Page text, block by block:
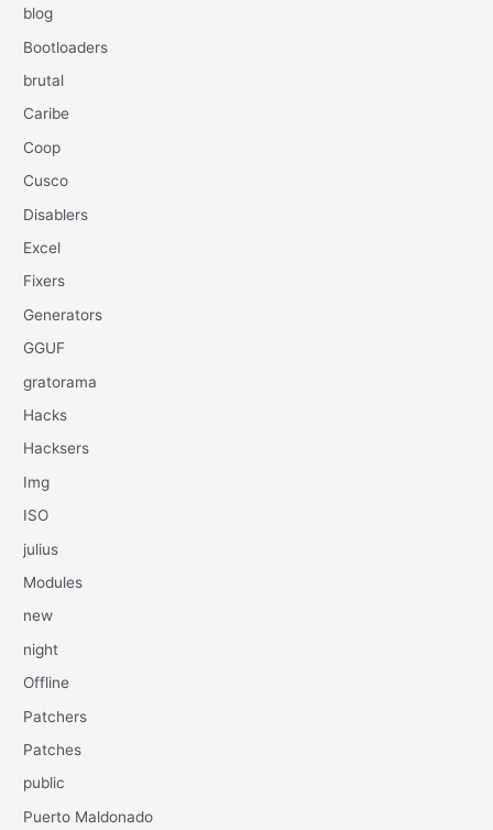
blog
Bootloaders
brutal
Caribe
Coop
Cusco
Disablers
Excel
Fixers
Generators
GGUF
gratorama
Hacks
Hacksers
Img
ISO
julius
Modules
new
night
Offline
Patchers
Patches
public
Puerto Maldonado